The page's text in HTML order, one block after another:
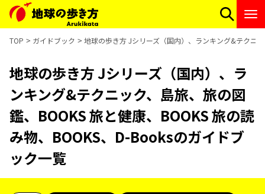
TOP ガイドブック 地球の歩き方 Jシリーズ（国内）、ランキング&テクニ
地球の歩き方 Jシリーズ（国内）、ラ
ンキング&テクニック、島旅、旅の図
鑑、BOOKS 旅と健康、BOOKS 旅の読
み物、BOOKS、D-Booksのガイドブ
ック一覧